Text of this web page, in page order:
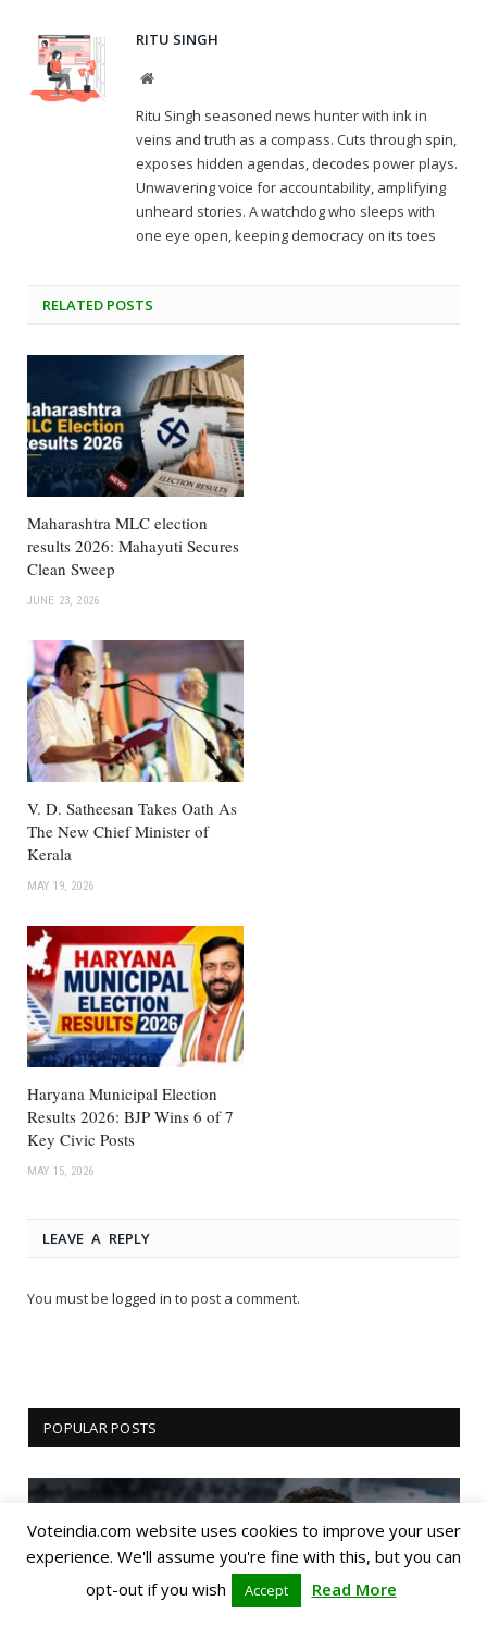
RITU SINGH
Website
Ritu Singh seasoned news hunter with ink in
veins and truth as a compass. Cuts through spin,
exposes hidden agendas, decodes power plays.
Unwavering voice for accountability, amplifying
unheard stories. A watchdog who sleeps with
one eye open, keeping democracy on its toes
RELATED POSTS
Maharashtra MLC election
results 2026: Mahayuti Secures
Clean Sweep
JUNE 23, 2026
V. D. Satheesan Takes Oath As
The New Chief Minister of
Kerala
MAY 19, 2026
Haryana Municipal Election
Results 2026: BJP Wins 6 of 7
Key Civic Posts
MAY 15, 2026
LEAVE A REPLY
You must be logged in to post a comment.
POPULAR POSTS
Voteindia.com website uses cookies to improve your user
experience. We'll assume you're fine with this, but you can
opt-out if you wish
Accept Read More